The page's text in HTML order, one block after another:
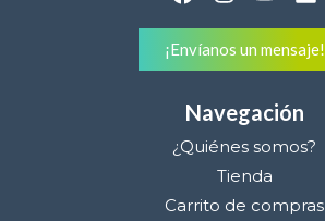
¡Envíanos un mensaje!
Navegación
¿Quiénes somos?
Tienda
Carrito de compras